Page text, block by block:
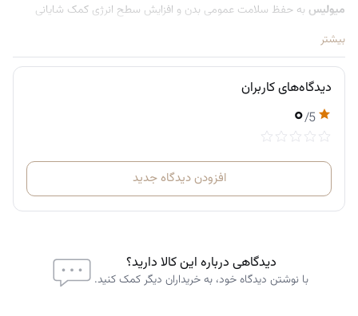
میولیس به حفظ سلامت عمومی بدن و افزایش سطح انرژی کمک شایانی
ریزش مو، خستگی و بی حالی، افسردگی و کم خونی خواهد شد.
کمپلکس Mivolis
برای حفظ سلامت اندام ها از جمله قلب، مغز، کبد و کلیه
مفید بوده و در تقویت سیستم ایمنی بدن نیز نقش بسیار موثری دارد.
B Complex
زیادی در کاهش ریزش مو و کمک به تقویت مو دارد و باعث رشد مجدد
موهای ریخته شده و ضخیم شدن مو نیز خواهد شد. با توجه به اینکه بدن
قادر به تولید ویتامین های گروه B نیست،
مکمل ویتامین ب کمپلکس
کپسول ب کمپلکس میولیس
بیشتر
دیدگاه‌های کاربران
۰/5
افزودن دیدگاه جدید
دیدگاهی درباره این کالا دارید؟
با نوشتن دیدگاه خود، به خریداران دیگر کمک کنید.